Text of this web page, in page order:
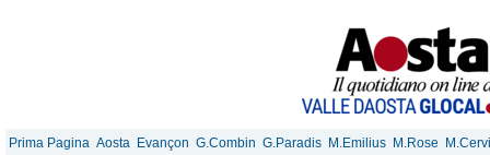
Prima Pagina Aosta Evançon G.Combin G.Paradis M.Emilius M.Rose